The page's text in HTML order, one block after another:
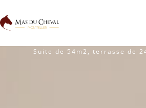
Côté
Suite de 54m2, terrasse de